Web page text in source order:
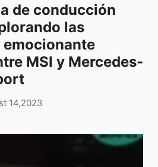
de conducción
las
emocionante
MSI y Mercedes-
14,2023